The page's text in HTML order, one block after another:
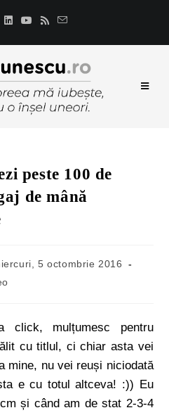
peste 100 de
de mână
5 octombrie 2016
mulțumesc pentru
cu titlul, ci chiar asta vei
mine, nu vei reuși niciodată
e cu totul altceva! :)) Eu
și când am de stat 2-3-4